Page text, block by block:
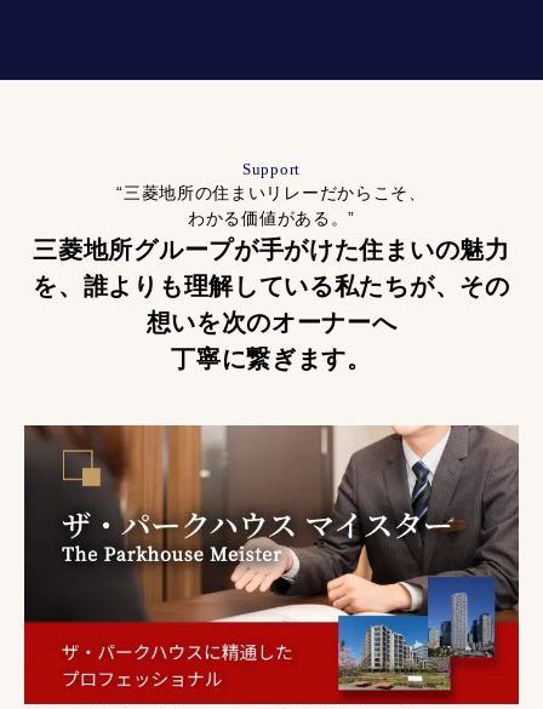
Support
“三菱地所の住まいリレーだからこそ、
わかる価値がある。”
三菱地所グループが手がけた住まいの魅力
を、 誰よりも理解している私たちが、 その
想いを次のオーナーへ
丁寧に繋ぎます。